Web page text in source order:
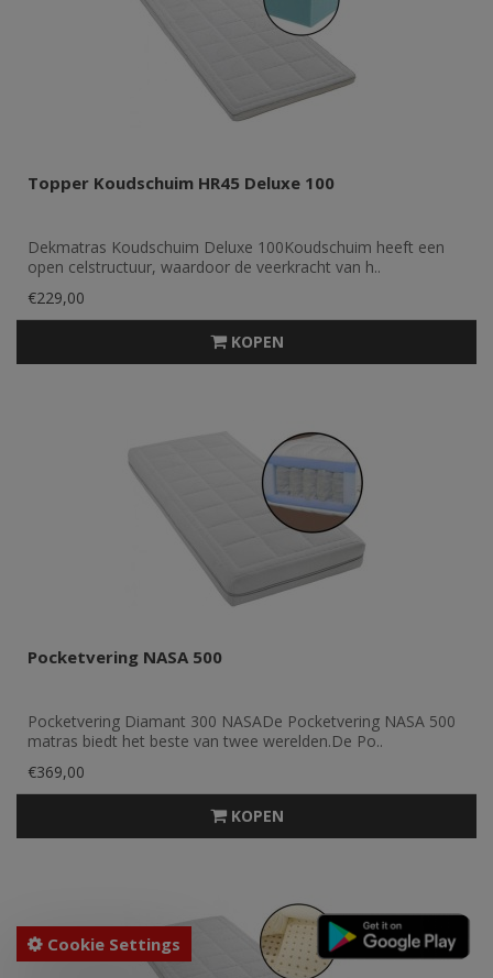
Topper Koudschuim HR45 Deluxe 100
Dekmatras Koudschuim Deluxe 100Koudschuim heeft een
open celstructuur, waardoor de veerkracht van h..
€229,00
KOPEN
Pocketvering NASA 500
Pocketvering Diamant 300 NASADe Pocketvering NASA 500
matras biedt het beste van twee werelden.De Po..
€369,00
KOPEN
Cookie Settings